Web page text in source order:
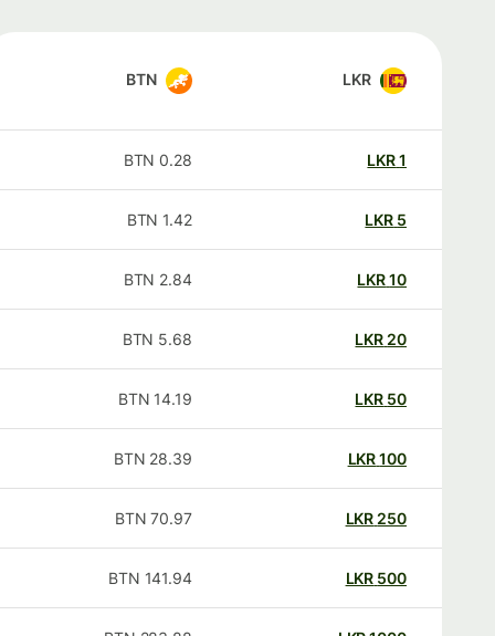
LKR
BTN
LKR
0.28
BTN
LKR
1.42
BTN
LKR
2.84
BTN
20
LKR
5.68
BTN
50
LKR
14.19
BTN
100
LKR
28.39
BTN
250
LKR
70.97
BTN
500
LKR
141.94
BTN